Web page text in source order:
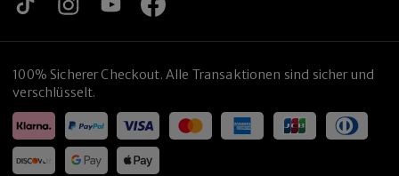
100% Sicherer Checkout. Alle Transaktionen sind sicher und
verschlüsselt.